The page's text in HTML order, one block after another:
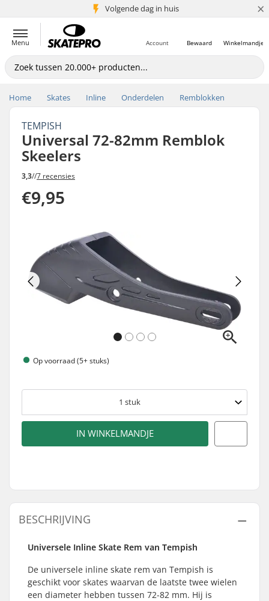
Volgende dag in huis
5+ mln. klanten ×
Menu Winkelmandje
Bewaard
Account
Home Skates Inline Onderdelen Remblokken
TEMPISH
Universal 72-82mm Remblok
Skeelers
3,3//7 recensies
€9,95
Op voorraad (5+ stuks)
1 stuk
IN WINKELMANDJE
BESCHRIJVING
Universele Inline Skate Rem van Tempish
De universele inline skate rem van Tempish is
geschikt voor skates waarvan de laatste twee wielen
een diameter hebben tussen 72-82 mm. Hij is